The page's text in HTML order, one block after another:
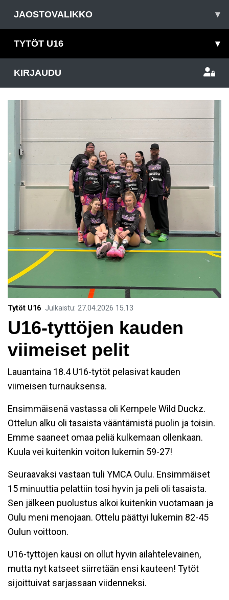
JAOSTOVALIKKO ▾
TYTÖT U16 ▾
KIRJAUDU
Tytöt U16 Julkaistu: 27.04.2026 15.13
U16-tyttöjen kauden
viimeiset pelit
Lauantaina 18.4 U16-tytöt pelasivat kauden
viimeisen turnauksensa.
Ensimmäisenä vastassa oli Kempele Wild Duckz.
Ottelun alku oli tasaista vääntämistä puolin ja toisin.
Emme saaneet omaa peliä kulkemaan ollenkaan.
Kuula vei kuitenkin voiton lukemin 59-27!
Seuraavaksi vastaan tuli YMCA Oulu. Ensimmäiset
15 minuuttia pelattiin tosi hyvin ja peli oli tasaista.
Sen jälkeen puolustus alkoi kuitenkin vuotamaan ja
Oulu meni menojaan. Ottelu päättyi lukemin 82-45
Oulun voittoon.
U16-tyttöjen kausi on ollut hyvin ailahtelevainen,
mutta nyt katseet siirretään ensi kauteen! Tytöt
sijoittuivat sarjassaan viidenneksi.